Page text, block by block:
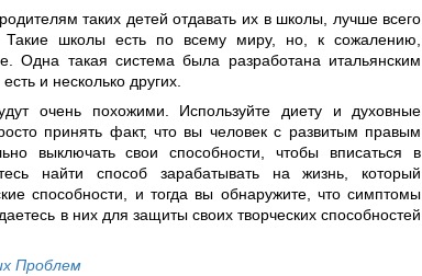
таких детей отдавать их в школы, лучше всего
Такие школы есть по всему миру, но, к сожалению,
Одна такая система была разработана итальянским
и несколько других.
очень похожими. Используйте диету и духовные
принять факт, что вы человек с развитым правым
выключать свои способности, чтобы вписаться в
найти способ зарабатывать на жизнь, который
способности, и тогда вы обнаружите, что симптомы
в них для защиты своих творческих способностей
Проблем